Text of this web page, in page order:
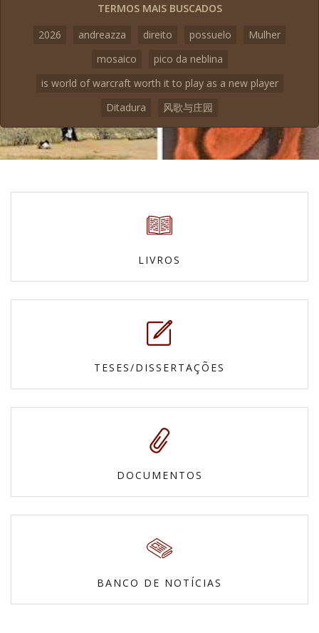
TERMOS MAIS BUSCADOS
2026
andreazza direito possuelo
Mulher
mosaico
pico da neblina
is world of warcraft worth it to play as a new player
Ditadura
风歌与庄园
LIVROS
TESES/DISSERTAÇÕES
DOCUMENTOS
BANCO DE NOTÍCIAS